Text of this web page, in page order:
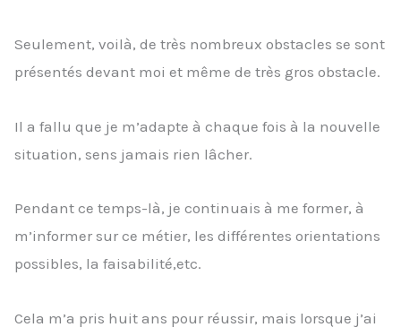
Seulement, voilà, de très nombreux obstacles se sont
présentés devant moi et même de très gros obstacle.
Il a fallu que je m’adapte à chaque fois à la nouvelle
situation, sens jamais rien lâcher.
Pendant ce temps-là, je continuais à me former, à
m’informer sur ce métier, les différentes orientations
possibles, la faisabilité,etc.
Cela m’a pris huit ans pour réussir, mais lorsque j’ai